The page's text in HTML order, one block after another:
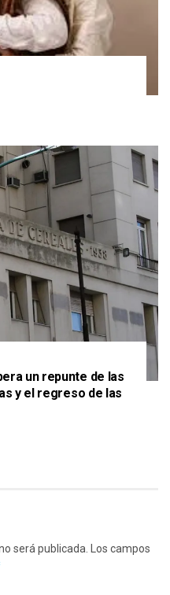
un repunte de las
y el regreso de las
será publicada. Los campos